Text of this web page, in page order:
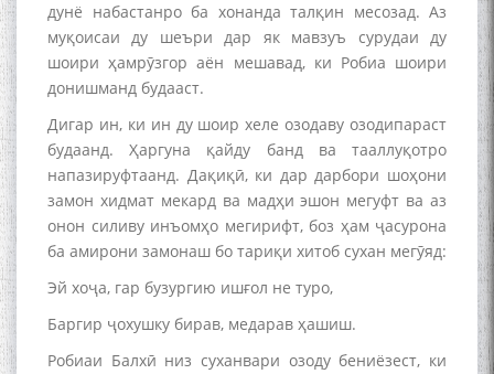
дунё набастанро ба хонанда талқин месозад. Аз
муқоисаи ду шеъри дар як мавзуъ сурудаи ду
шоири ҳамрӯзгор аён мешавад, ки Робиа шоири
донишманд будааст.
Дигар ин, ки ин ду шоир хеле озодаву озодипараст
будаанд. Ҳаргуна қайду банд ва тааллуқотро
напазируфтаанд. Дақиқӣ, ки дар дарбори шоҳони
замон хидмат мекард ва мадҳи эшон мегуфт ва аз
онон силиву инъомҳо мегирифт, боз ҳам ҷасурона
ба амирони замонаш бо тариқи хитоб сухан мегӯяд:
Эй хоҷа, гар бузургию ишғол не туро,
Баргир ҷохушку бирав, медарав ҳашиш.
Робиаи Балхӣ низ суханвари озоду бениёзест, ки